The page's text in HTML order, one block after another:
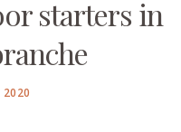
starters in
2020